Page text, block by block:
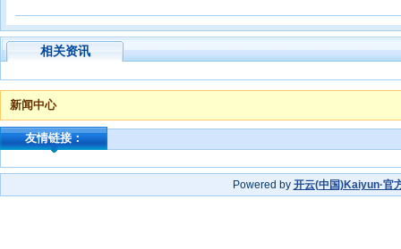
相关资讯
新闻中心
友情链接：
Powered by 开云(中国)Kaiyun·官